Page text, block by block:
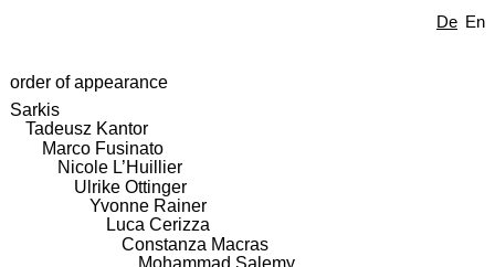
De En
order of appearance
Sarkis
Tadeusz Kantor
Marco Fusinato
Nicole L’Huillier
Ulrike Ottinger
Yvonne Rainer
Luca Cerizza
Constanza Macras
Mohammad Salemy